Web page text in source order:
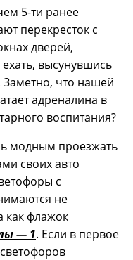
5-ти ранее
перекресток с
дверей,
высунувшись
Заметно, что нашей
адреналина в
воспитания?
модным проезжать
своих авто
с
не
как флажок
— 1. Если в первое